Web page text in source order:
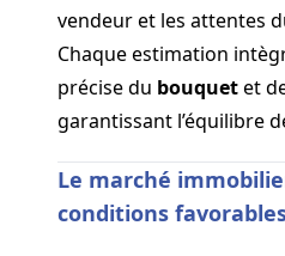
vendeur et les attentes
Chaque estimation
précise du bouquetet
garantissant l’équilibre
Le marché
conditions